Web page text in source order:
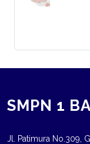
SMPN 1
Jl. Patimura No.309,